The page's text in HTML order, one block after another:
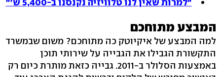
המבצע מתוחכם
למה המבצע של איקיוטק כה מתוחכם? משום שבמשרד
התקשורת הגבילו את הגבייה על שירותי תוכן
באמצעות הסלולר ב-2011. גבייה כזאת מותרת כיום רק